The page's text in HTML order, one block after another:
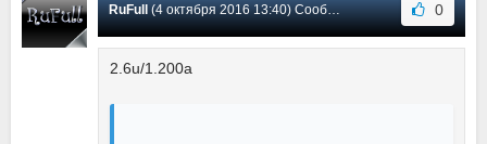
RuFull (4 октября 2016 13:40) Сообщение #58 0
2.6u/1.200a